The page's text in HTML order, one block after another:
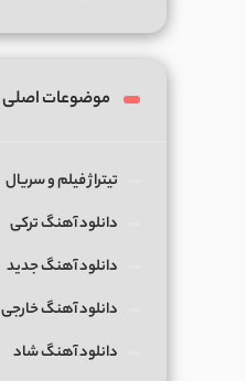
موضوعات اصلی
تیتراژ فیلم و سریال
دانلود آهنگ ترکی
دانلود آهنگ جدید
دانلود آهنگ خارجی
دانلود آهنگ شاد